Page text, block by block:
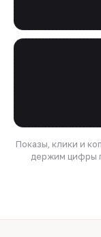
Показы, клики и
держим цифры